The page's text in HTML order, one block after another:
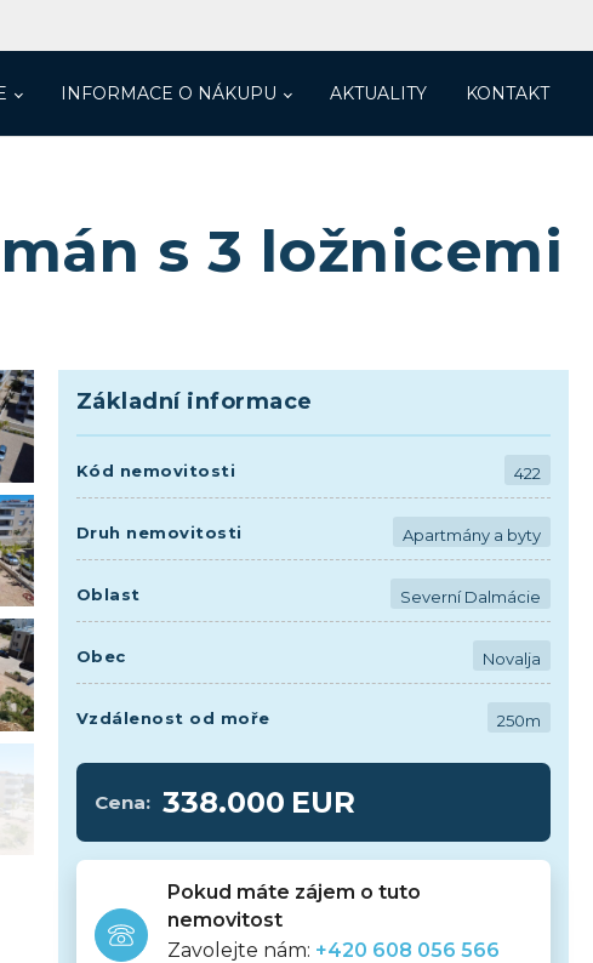
INFORMACE O NÁKUPU AKTUALITY KONTAKT
s 3 ložnicemi
Základní informace
Kód nemovitosti 422
Druh nemovitosti Apartmány a byty
Oblast Severní Dalmácie
Obec Novalja
Vzdálenost od moře 250m
Cena: 338.000 EUR
Pokud máte zájem o tuto
nemovitost
Zavolejte nám: +420 608 056 566